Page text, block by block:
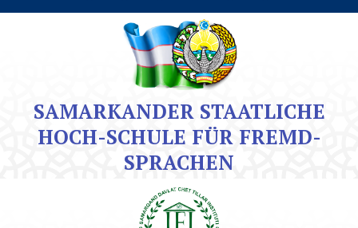
SAMARKANDER STAATLICHE
HOCH-SCHULE FÜR FREMD-
SPRACHEN